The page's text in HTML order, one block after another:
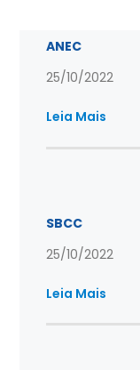
ANEC
25/10/2022
Leia Mais
SBCC
25/10/2022
Leia Mais